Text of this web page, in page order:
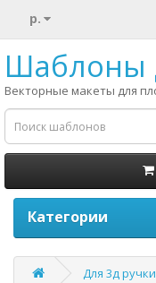
р.
Шаблоны
Векторные макеты для
Категории
Для 3д ручки